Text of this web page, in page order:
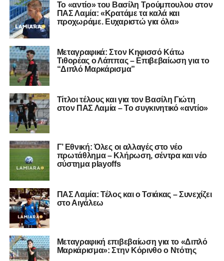
Το «αντίο» του Βασίλη Τρούμπουλου στον
ΠΑΣ Λαμία: «Κρατάμε τα καλά και
προχωράμε. Ευχαριστώ για όλα»
Μεταγραφικά: Στον Κηφισσό Κάτω
Τιθορέας ο Λάππας – Επιβεβαίωση για το
“Διπλό Μαρκάρισμα”
Τίτλοι τέλους και για τον Βασίλη Γιώτη
στον ΠΑΣ Λαμία – Το συγκινητικό «αντίο»
Γ’ Εθνική: Όλες οι αλλαγές στο νέο
πρωτάθλημα – Κλήρωση, σέντρα και νέο
σύστημα playoffs
ΠΑΣ Λαμία: Τέλος και ο Τσιάκας – Συνεχίζει
στο Αιγάλεω
Μεταγραφική επιβεβαίωση για το «Διπλό
Μαρκάρισμα»: Στην Κόρινθο ο Ντότης